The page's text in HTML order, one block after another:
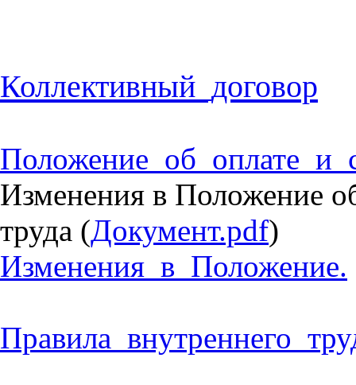
Коллективный_договор
Изменения в Положение
труда (Документ.pdf)
Изменения_в_Положение.